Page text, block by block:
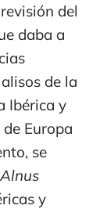
del
daba a
de la
Ibérica y
Europa
se
Alnus
y